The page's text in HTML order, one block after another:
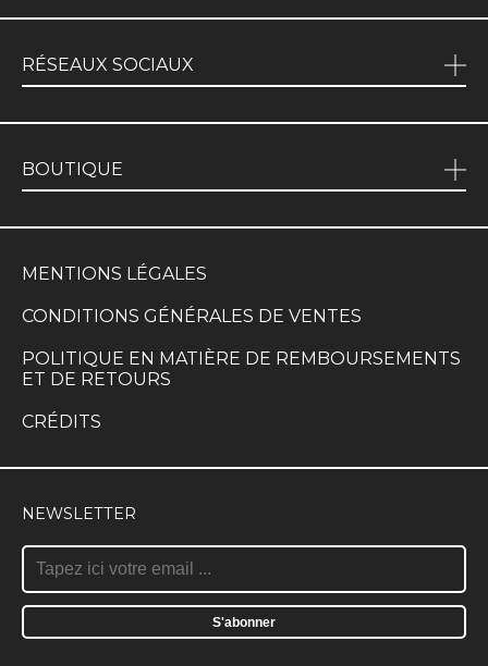
RÉSEAUX SOCIAUX
BOUTIQUE
MENTIONS LÉGALES
CONDITIONS GÉNÉRALES DE VENTES
POLITIQUE EN MATIÈRE DE REMBOURSEMENTS
ET DE RETOURS
CRÉDITS
NEWSLETTER